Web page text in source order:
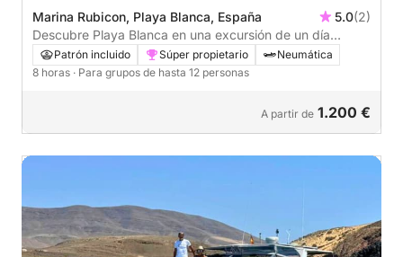
Marina Rubicon, Playa Blanca, España 5.0(2)
Descubre Playa Blanca en una excursión de un día
completo en lancha motora.
Patrón incluido Súper propietario
Neumática
8 horas · Para grupos de hasta 12 personas
A partir de 1.200 €